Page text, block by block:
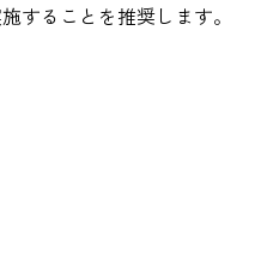
することを推奨します。